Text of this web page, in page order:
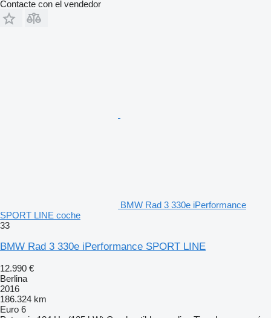
Contacte con el vendedor
BMW Rad 3 330e iPerformance
SPORT LINE coche
33
BMW Rad 3 330e iPerformance SPORT LINE
12.990 €
Berlina
2016
186.324 km
Euro 6